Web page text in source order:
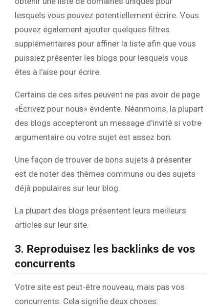
lesquels vous pouvez potentiellement écrire. Vous
pouvez également ajouter quelques filtres
supplémentaires pour affiner la liste afin que vous
puissiez présenter les blogs pour lesquels vous
êtes à l'aise pour écrire.
Certains de ces sites peuvent ne pas avoir de page
«Écrivez pour nous» évidente. Néanmoins, la plupart
des blogs accepteront un message d'invité si votre
argumentaire ou votre sujet est assez bon.
Une façon de trouver de bons sujets à présenter
est de noter des thèmes communs ou des sujets
déjà populaires sur leur blog.
La plupart des blogs présentent leurs meilleurs
articles sur leur site.
3. Reproduisez les backlinks de vos
concurrents
Votre site est peut-être nouveau, mais pas vos
concurrents. Cela signifie deux choses: